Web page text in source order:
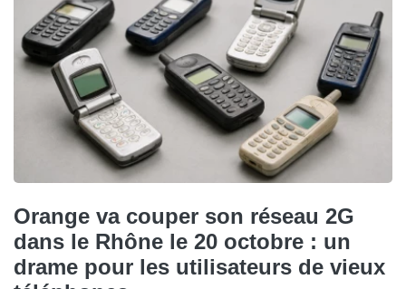
Orange va couper son réseau 2G
dans le Rhône le 20 octobre : un
drame pour les utilisateurs de vieux